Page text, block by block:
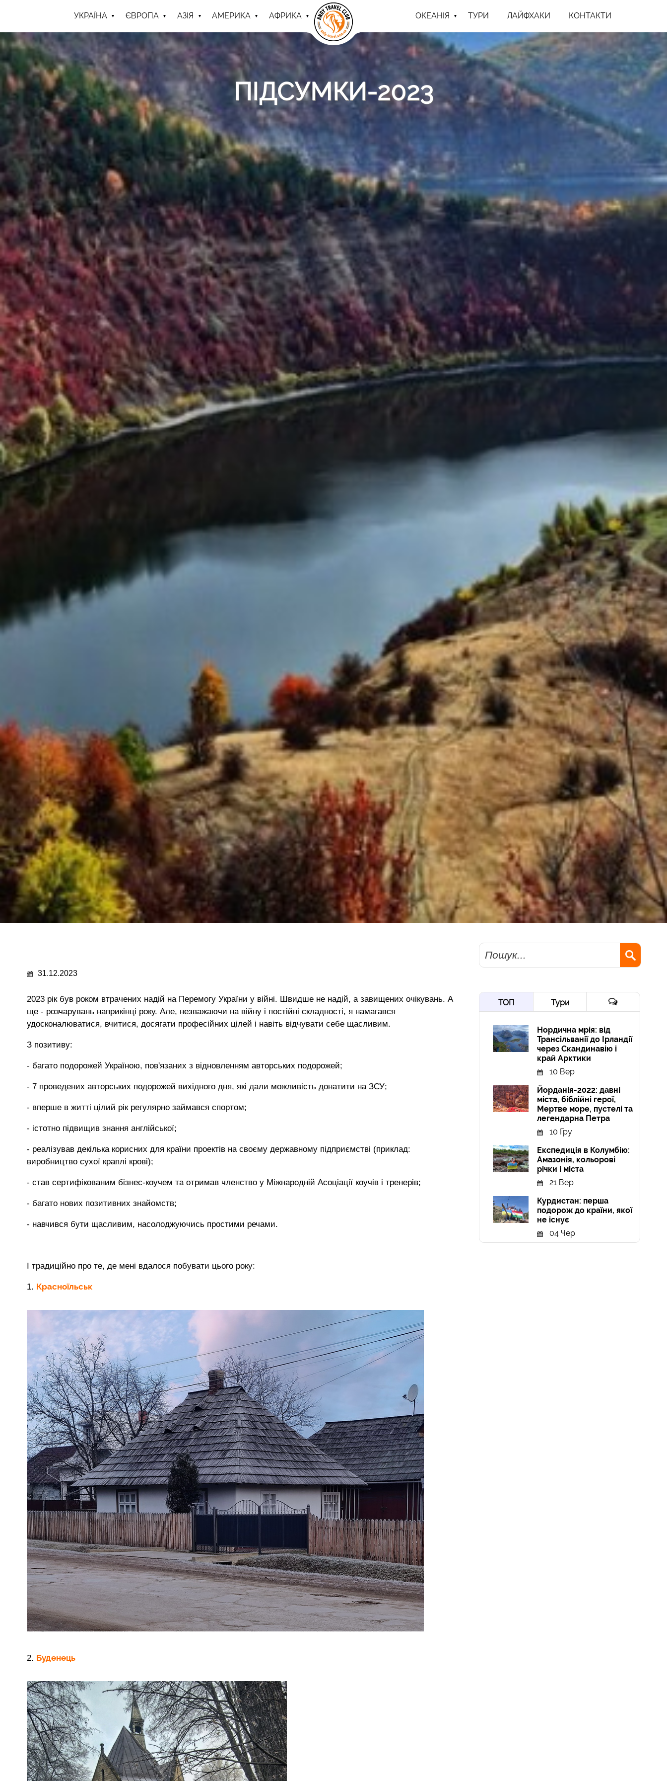
УКРАЇНА ЄВРОПА АЗІЯ АМЕРИКА АФРИКА ОКЕАНІЯ ТУРИ ЛАЙФХАКИ КОНТАКТИ
ПІДСУМКИ-2023
31.12.2023
2023 рік був роком втрачених надій на Перемогу України у війні. Швидше не надій, а завищених очікувань. А
ще - розчарувань наприкінці року. Але, незважаючи на війну і постійні складності, я намагався
удосконалюватися, вчитися, досягати професійних цілей і навіть відчувати себе щасливим.
З позитиву:
- багато подорожей Україною, пов'язаних з відновленням авторських подорожей;
- 7 проведених авторських подорожей вихідного дня, які дали можливість донатити на ЗСУ;
- вперше в житті цілий рік регулярно займався спортом;
- істотно підвищив знання англійської;
- реалізував декілька корисних для країни проектів на своєму державному підприємстві (приклад:
виробництво сухої краплі крові);
- став сертифікованим бізнес-коучем та отримав членство у Міжнародній Асоціації коучів і тренерів;
- багато нових позитивних знайомств;
- навчився бути щасливим, насолоджуючись простими речами.
І традиційно про те, де мені вдалося побувати цього року:
1. Красноїльськ
2. Буденець
Пошук
ТОП Тури
Нордична мрія: від
Трансільванії до Ірландії
через Скандинавію і
край Арктики
10 Вер
Йорданія-2022: давні
міста, біблійні герої,
Мертве море, пустелі та
легендарна Петра
10 Гру
Експедиція в Колумбію:
Амазонія, кольорові
річки і міста
21 Вер
Курдистан: перша
подорож до країни, якої
не існує
04 Чер